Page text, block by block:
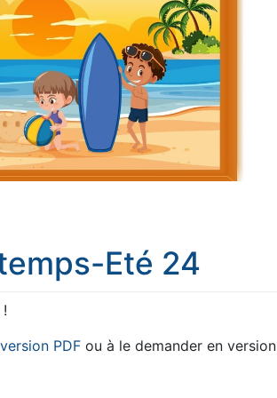
Eté 24
version PDF ou à le demander en version